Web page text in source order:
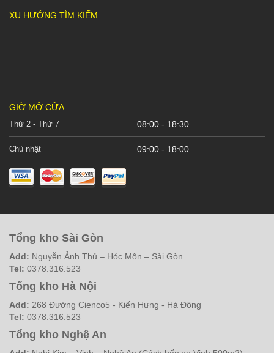
XU HƯỚNG TÌM KIẾM
GIỜ MỞ CỬA
Thứ 2 - Thứ 7 08:00 - 18:30
Chủ nhật 09:00 - 18:00
Tổng kho Sài Gòn
Add: Nguyễn Ảnh Thủ – Hóc Môn – Sài Gòn
Tel: 0378.316.523
Tổng kho Hà Nội
Add: 268 Đường Cienco5 - Kiến Hưng - Hà Đông
Tel: 0378.316.523
Tổng kho Nghệ An